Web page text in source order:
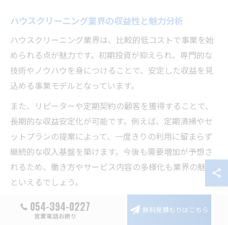
ハウスクリーニング業界の収益性と魅力分析
ハウスクリーニング業界は、比較的低コストで事業を始
められる点が魅力です。初期投資が抑えられ、専門的な
技術やノウハウを身につけることで、安定した収益を見
込める事業モデルとなっています。
また、リピーターや定期契約の顧客を獲得することで、
長期的な収益安定化が可能です。例えば、定期清掃やセ
ットプランの提案によって、一度きりの利用に留まらず
継続的な収入基盤を築けます。今後も需要増加が予想さ
れるため、働き方やサービス内容の多様化も業界の魅力
といえるでしょう。
時代の変化に対応する業界の強みを解説
054-394-0227
営業電話お断り
無料見積もりはこちら